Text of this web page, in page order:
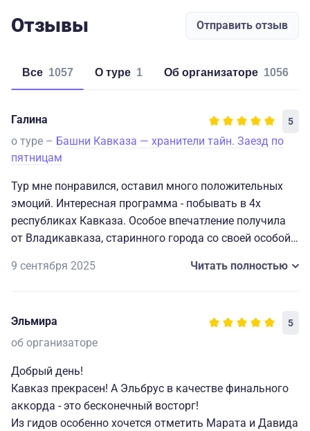
Отзывы Отправить отзыв
Все 1057 о туре 1 об организаторе 1056
Галина 5
о туре – Башни Кавказа — хранители тайн. Заезд по
пятницам
Тур мне понравился, оставил много положительных
эмоций. Интересная программа - побывать в 4х
республиках Кавказа. Особое впечатление получила
от Владикавказа, старинного города со своей особой
день, и нужно быть готовым к этому. А так- вполне
9 сентября 2025 Читать полностью
Эльмира 5
об организаторе
Добрый день!
Кавказ прекрасен! А Эльбрус в качестве финального
аккорда - это бесконечный восторг!
Из гидов особенно хочется отметить Марата и Давида